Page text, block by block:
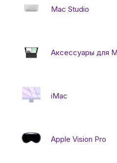
Mac Studio
Аксессуары для
iMac
Apple Vision Pro